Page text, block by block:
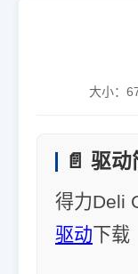
大小：
📄 驱
得力Deli
驱动下载